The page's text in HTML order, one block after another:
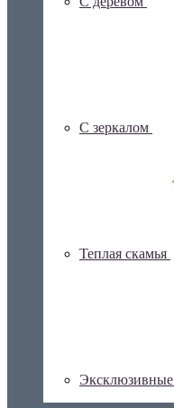
С зеркалом
Теплая скамья
Эксклюзивные